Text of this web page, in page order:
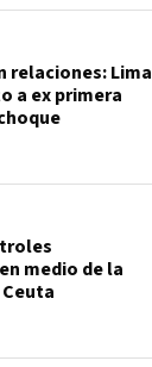
relaciones: Lima
a ex primera
medio de la